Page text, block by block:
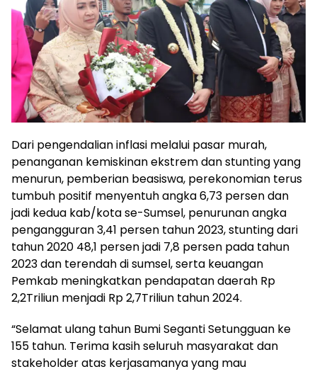
Dari pengendalian inflasi melalui pasar murah,
penanganan kemiskinan ekstrem dan stunting yang
menurun, pemberian beasiswa, perekonomian terus
tumbuh positif menyentuh angka 6,73 persen dan
jadi kedua kab/kota se-Sumsel, penurunan angka
pengangguran 3,41 persen tahun 2023, stunting dari
tahun 2020 48,1 persen jadi 7,8 persen pada tahun
2023 dan terendah di sumsel, serta keuangan
Pemkab meningkatkan pendapatan daerah Rp
2,2Triliun menjadi Rp 2,7Triliun tahun 2024.
“Selamat ulang tahun Bumi Seganti Setungguan ke
155 tahun. Terima kasih seluruh masyarakat dan
stakeholder atas kerjasamanya yang mau